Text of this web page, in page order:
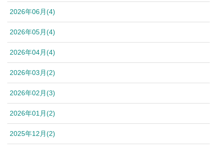
2026年06月(4)
2026年05月(4)
2026年04月(4)
2026年03月(2)
2026年02月(3)
2026年01月(2)
2025年12月(2)